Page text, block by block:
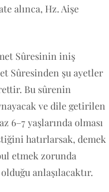
alınca, Hz. Aişe
Sûresinin iniş
Sûresinden şu ayetler
Bu sûrenin
ve dile getirilen
6–7 yaşlarında olması
hatırlarsak, demek
etmek zorunda
anlaşılacaktır.